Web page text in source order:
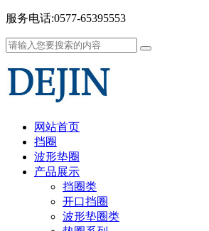
服务电话:0577-65395553
网站首页
挡圈
波形垫圈
产品展示
挡圈类
开口挡圈
波形垫圈类